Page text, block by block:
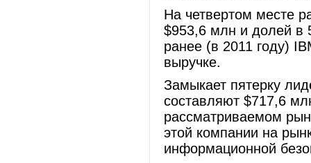
На четвертом месте
$953,6 млн и долей в
ранее (в 2011 году)
выручке.
Замыкает пятерку
составляют $717,6
рассматриваемом
этой компании на
информационной